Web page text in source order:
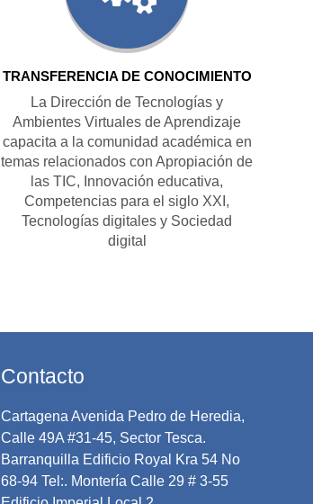
TRANSFERENCIA DE CONOCIMIENTO
La Dirección de Tecnologías y
Ambientes Virtuales de Aprendizaje
capacita a la comunidad académica en
temas relacionados con Apropiación de
las TIC, Innovación educativa,
Competencias para el siglo XXI,
Tecnologías digitales y Sociedad
digital
Contacto
Cartagena Avenida Pedro de Heredia,
Calle 49A #31-45, Sector Tesca.
Barranquilla Edificio Royal Kra 54 No
68-94 Tel:. Montería Calle 29 # 3-55